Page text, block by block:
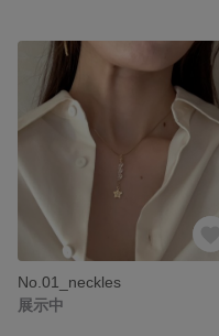
No.01_neckles
展示中